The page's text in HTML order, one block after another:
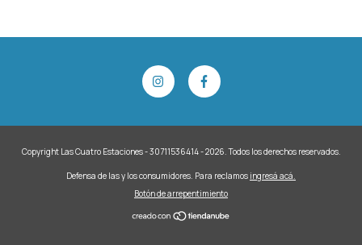
Copyright Las Cuatro Estaciones - 30711536414 - 2026. Todos los derechos reservados.
Defensa de las y los consumidores. Para reclamos ingresá acá.
Botón de arrepentimiento